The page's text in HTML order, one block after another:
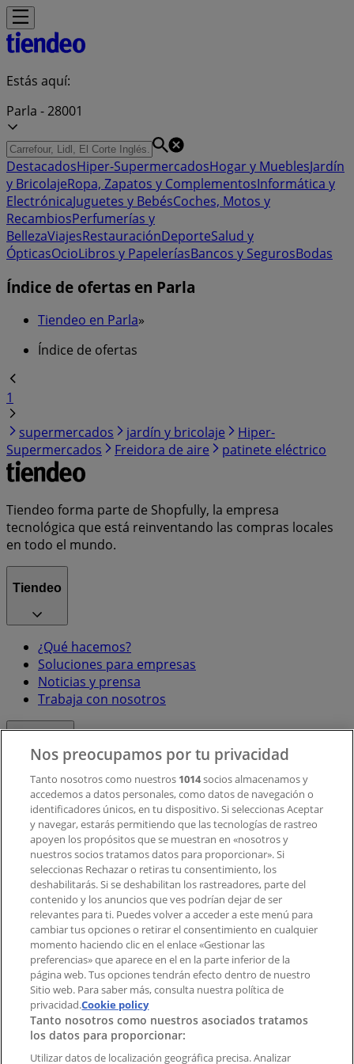
Estás aquí:
Parla - 28001
DestacadosHiper-SupermercadosHogar y MueblesJardín
y BricolajeRopa, Zapatos y ComplementosInformática y
ElectrónicaJuguetes y BebésCoches, Motos y
RecambiosPerfumerías y
BellezaViajesRestauraciónDeporteSalud y
ÓpticasOcioLibros y PapeleríasBancos y SegurosBodas
Índice de ofertas en Parla
Tiendeo en Parla»
Índice de ofertas
1
supermercados
jardín y bricolaje
Hiper-
Supermercados
Freidora de aire patinete eléctrico
Tiendeo forma parte de Shopfully, la empresa
tecnológica que está reinventando las compras locales
en todo el mundo.
Tiendeo
¿Qué hacemos?
Soluciones para empresas
Noticias y prensa
Trabaja con nosotros
Contacto comercial y de marketing
Tienda mal colocada en el mapa
Notificar un folleto
¿Encontraste un problema en la web o en la
aplicación?
Índices
Marcas
Marcas locales
Negocios
Negocios cercanos
Productos
Productos locales
Nos preocupamos por tu privacidad
Tanto nosotros como nuestros 1014socios almacenamos y
accedemos a datos personales, como datos de navegación o
identificadores únicos, en tu dispositivo. Si seleccionas Aceptar
y navegar, estarás permitiendo que las tecnologías de rastreo
apoyen los propósitos que se muestran en «nosotros y
nuestros socios tratamos datos para proporcionar». Si
seleccionas Rechazar o retiras tu consentimiento, los
deshabilitarás. Si se deshabilitan los rastreadores, parte del
contenido y los anuncios que ves podrían dejar de ser
relevantes para ti. Puedes volver a acceder a este menú para
cambiar tus opciones o retirar el consentimiento en cualquier
momento haciendo clic en el enlace «Gestionar las
preferencias» que aparece en el en la parte inferior de la
página web. Tus opciones tendrán efecto dentro de nuestro
Sitio web. Para saber más, consulta nuestra política de
privacidad.Cookie policy
Tanto nosotros como nuestros asociados tratamos
los datos para proporcionar:
Utilizar datos de localización geográfica precisa. Analizar